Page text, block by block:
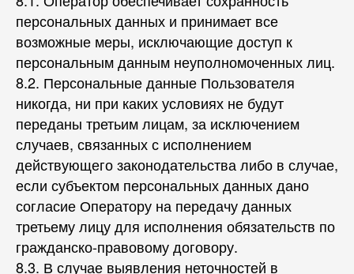
персональных данных и принимает все
возможные меры, исключающие доступ к
персональным данным неуполномоченных лиц.
8.2. Персональные данные Пользователя
никогда, ни при каких условиях не будут
переданы третьим лицам, за исключением
случаев, связанных с исполнением
действующего законодательства либо в случае,
если субъектом персональных данных дано
согласие Оператору на передачу данных
третьему лицу для исполнения обязательств по
гражданско-правовому договору.
8.3. В случае выявления неточностей в